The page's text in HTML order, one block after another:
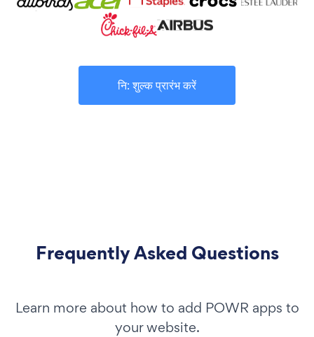
नि: शुल्क प्रारंभ करें
Frequently Asked Questions
Learn more about how to add POWR apps to
your website.